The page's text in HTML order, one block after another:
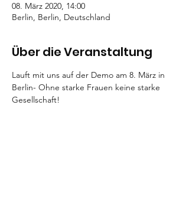
08. März 2020, 14:00
Berlin, Berlin, Deutschland
Über die Veranstaltung
Lauft mit uns auf der Demo am 8. März in
Berlin- Ohne starke Frauen keine starke
Gesellschaft!